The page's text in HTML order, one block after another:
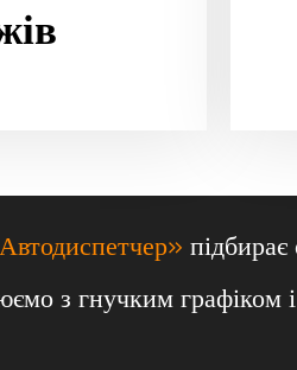
з гнучким графіком